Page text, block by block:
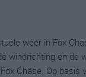
weer in Fox
windrichting en de
Chase. Op basis